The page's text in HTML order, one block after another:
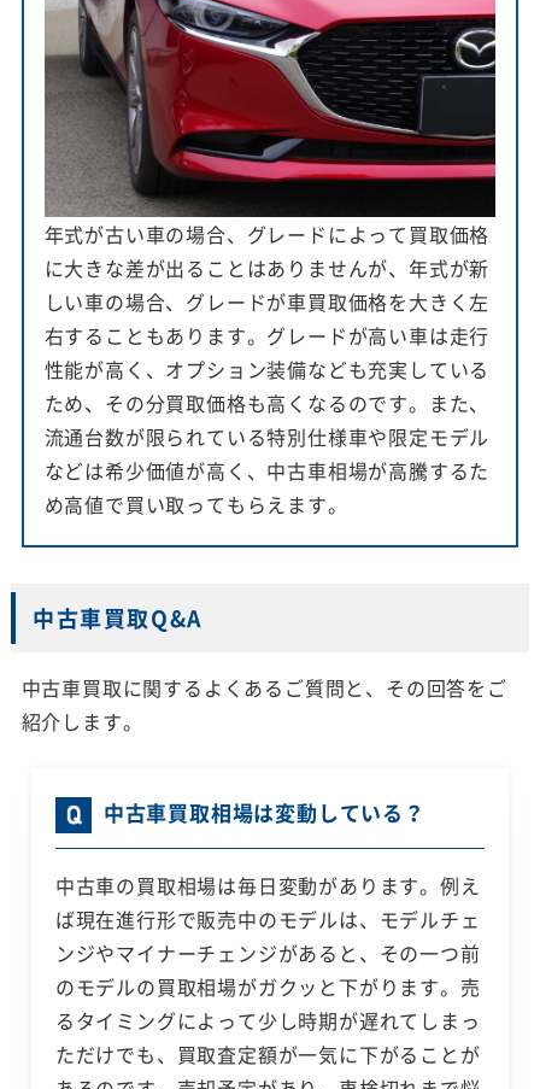
年式が古い車の場合、グレードによって買取価格
に大きな差が出ることはありませんが、年式が新
しい車の場合、グレードが車買取価格を大きく左
右することもあります。グレードが高い車は走行
性能が高く、オプション装備なども充実している
ため、その分買取価格も高くなるのです。また、
流通台数が限られている特別仕様車や限定モデル
などは希少価値が高く、中古車相場が高騰するた
め高値で買い取ってもらえます。
中古車買取Q&A
中古車買取に関するよくあるご質問と、その回答をご
紹介します。
中古車買取相場は変動している？
中古車の買取相場は毎日変動があります。例え
ば現在進行形で販売中のモデルは、モデルチェ
ンジやマイナーチェンジがあると、その一つ前
のモデルの買取相場がガクッと下がります。売
るタイミングによって少し時期が遅れてしまっ
ただけでも、買取査定額が一気に下がることが